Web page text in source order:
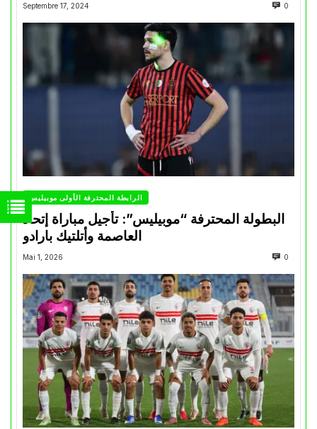
Septembre 17, 2024 0
الرابطة المحترفة الأولى موبيليس
البطولة المحترفة “موبيليس”: تأجيل مباراة إتحاد
العاصمة وأتلتيك بارادو
Mai 1, 2026 0